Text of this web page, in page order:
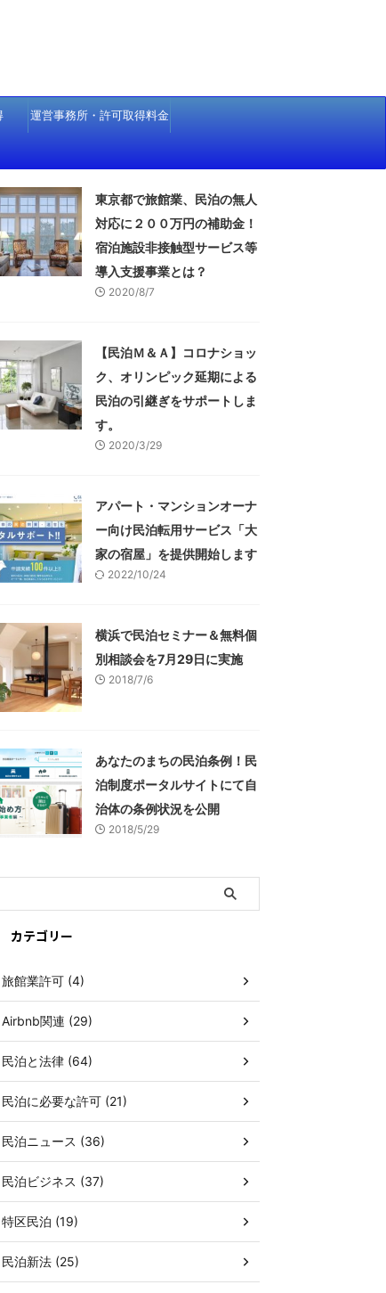
運営事務所・許可取得料金
東京都で旅館業、民泊の無人
対応に２００万円の補助金！
宿泊施設非接触型サービス等
導入支援事業とは？
2020/8/7
【民泊Ｍ＆Ａ】コロナショッ
ク、オリンピック延期による
民泊の引継ぎをサポートしま
す。
2020/3/29
アパート・マンションオーナ
ー向け民泊転用サービス「大
家の宿屋」を提供開始します
2022/10/24
横浜で民泊セミナー＆無料個
別相談会を7月29日に実施
2018/7/6
あなたのまちの民泊条例！民
泊制度ポータルサイトにて自
治体の条例状況を公開
2018/5/29
カテゴリー
旅館業許可 (4)
Airbnb関連 (29)
民泊と法律 (64)
民泊に必要な許可 (21)
民泊ニュース (36)
民泊ビジネス (37)
特区民泊 (19)
民泊新法 (25)